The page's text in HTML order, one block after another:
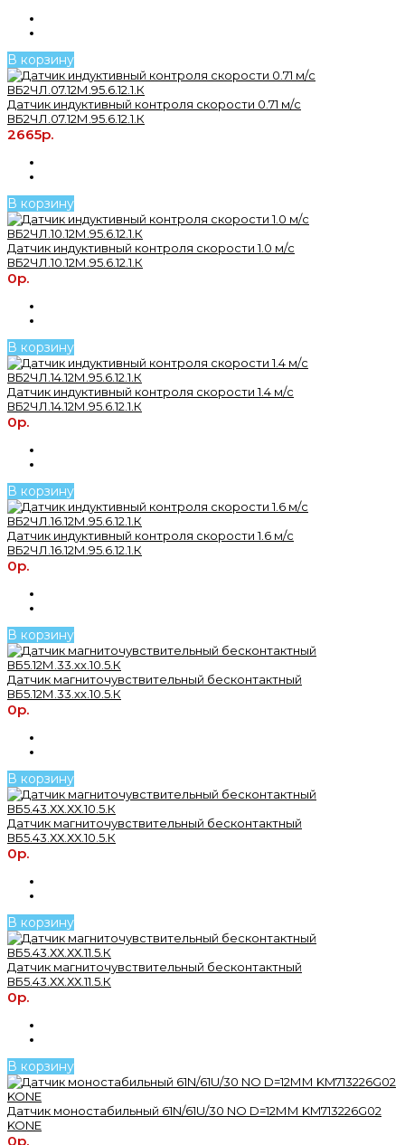
В корзину
Датчик индуктивный контроля скорости 0.71 м/с
ВБ2ЧЛ.07.12М.95.6.12.1.К
2665р.
В корзину
Датчик индуктивный контроля скорости 1.0 м/с
ВБ2ЧЛ.10.12М.95.6.12.1.К
0р.
В корзину
Датчик индуктивный контроля скорости 1.4 м/с
ВБ2ЧЛ.14.12М.95.6.12.1.К
0р.
В корзину
Датчик индуктивный контроля скорости 1.6 м/с
ВБ2ЧЛ.16.12М.95.6.12.1.К
0р.
В корзину
Датчик магниточувствительный бесконтактный
ВБ5.12М.33.хх.10.5.К
0р.
В корзину
Датчик магниточувствительный бесконтактный
ВБ5.43.ХХ.ХХ.10.5.К
0р.
В корзину
Датчик магниточувствительный бесконтактный
ВБ5.43.ХХ.ХХ.11.5.К
0р.
В корзину
Датчик моностабильный 61N/61U/30 NO D=12ММ KM713226G02
KONE
0р.